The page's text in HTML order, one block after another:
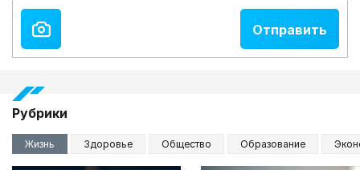
Рубрики
Жизнь Здоровье Общество Образование